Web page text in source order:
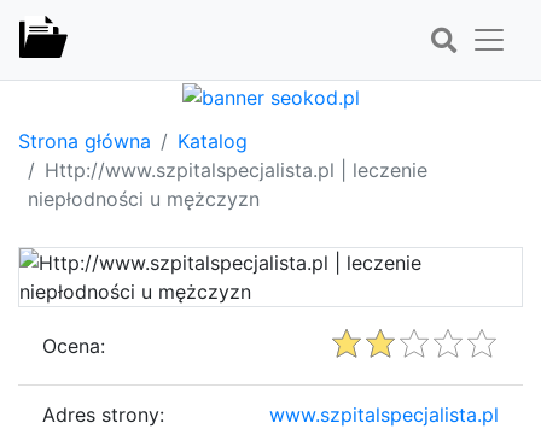
Strona główna
Katalog
Http://www.szpitalspecjalista.pl | leczenie
niepłodności u mężczyzn
Ocena:
Adres strony: www.szpitalspecjalista.pl